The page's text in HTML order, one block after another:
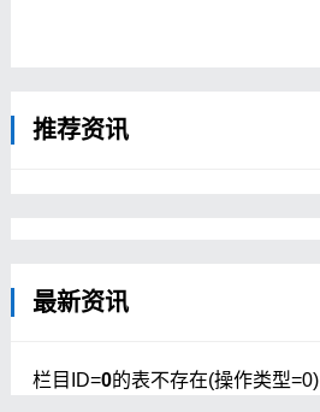
推荐资讯
最新资讯
栏目ID=0的表不存在(操作类型=0)